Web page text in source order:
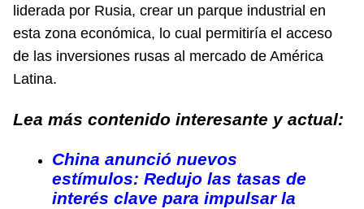
liderada por Rusia, crear un parque industrial en
esta zona económica, lo cual permitiría el acceso
de las inversiones rusas al mercado de América
Latina.
Lea más contenido interesante y actual:
China anunció nuevos
estímulos: Redujo las tasas de
interés clave para impulsar la